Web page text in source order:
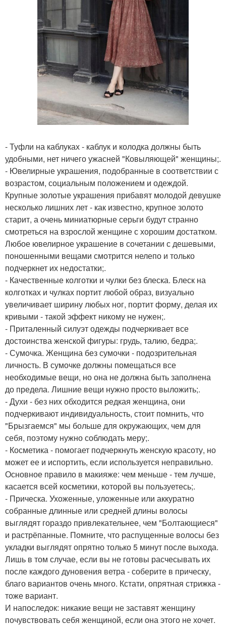
- Туфли на каблуках - каблук и колодка должны быть
удобными, нет ничего ужасней "Ковыляющей" женщины;.
- Ювелирные украшения, подобранные в соответствии с
возрастом, социальным положением и одеждой.
Крупные золотые украшения прибавят молодой девушке
несколько лишних лет - как известно, крупное золото
старит, а очень миниатюрные серьги будут странно
смотреться на взрослой женщине с хорошим достатком.
Любое ювелирное украшение в сочетании с дешевыми,
поношенными вещами смотрится нелепо и только
подчеркнет их недостатки;.
- Качественные колготки и чулки без блеска. Блеск на
колготках и чулках портит любой образ, визуально
увеличивает ширину любых ног, портит форму, делая их
кривыми - такой эффект никому не нужен;.
- Приталенный силуэт одежды подчеркивает все
достоинства женской фигуры: грудь, талию, бедра;.
- Сумочка. Женщина без сумочки - подозрительная
личность. В сумочке должны помещаться все
необходимые вещи, но она не должна быть заполнена
до предела. Лишние вещи нужно просто выложить;.
- Духи - без них обходится редкая женщина, они
подчеркивают индивидуальность, стоит помнить, что
"Брызгаемся" мы больше для окружающих, чем для
себя, поэтому нужно соблюдать меру;.
- Косметика - помогает подчеркнуть женскую красоту, но
может ее и испортить, если используется неправильно.
Основное правило в макияже: чем меньше - тем лучше,
касается всей косметики, которой вы пользуетесь;.
- Прическа. Ухоженные, уложенные или аккуратно
собранные длинные или средней длины волосы
выглядят гораздо привлекательнее, чем "Болтающиеся"
и растрёпанные. Помните, что распущенные волосы без
укладки выглядят опрятно только 5 минут после выхода.
Лишь в том случае, если вы не готовы расчесывать их
после каждого дуновения ветра - соберите в прическу,
благо вариантов очень много. Кстати, опрятная стрижка -
тоже вариант.
И напоследок: никакие вещи не заставят женщину
почувствовать себя женщиной, если она этого не хочет.